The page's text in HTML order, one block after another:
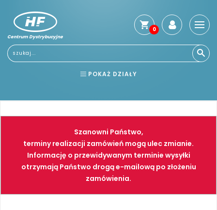
Centrum Dystrybucyjne
0
POKAŻ DZIAŁY
NARZĘDZIA SPAWALNICTWO
FARBY PNEUMATYKA
Szanowni Państwo,
terminy realizacji zamówień mogą ulec zmianie.
Informację o przewidywanym terminie wysyłki
otrzymają Państwo drogą e-mailową po złożeniu
zamówienia.